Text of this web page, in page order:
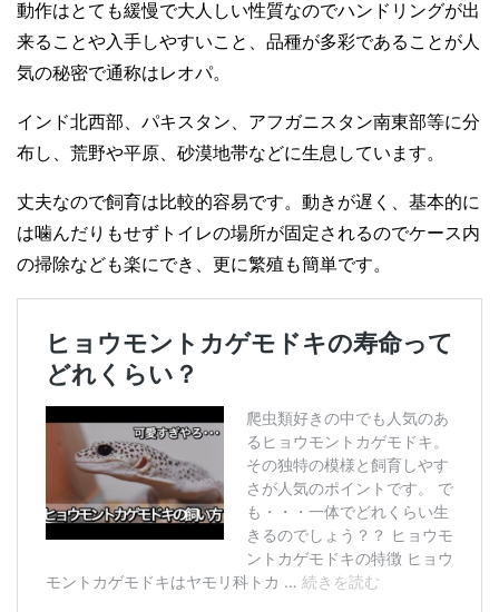
動作はとても緩慢で大人しい性質なのでハンドリングが出
来ることや入手しやすいこと、品種が多彩であることが人
気の秘密で通称はレオパ。
インド北西部、パキスタン、アフガニスタン南東部等に分
布し、荒野や平原、砂漠地帯などに生息しています。
丈夫なので飼育は比較的容易です。動きが遅く、基本的に
は噛んだりもせずトイレの場所が固定されるのでケース内
の掃除なども楽にでき、更に繁殖も簡単です。